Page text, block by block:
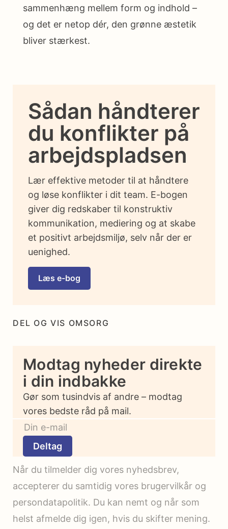
sammenhæng mellem form og indhold –
og det er netop dér, den grønne æstetik
bliver stærkest.
DEL OG VIS OMSORG
Modtag nyheder direkte
i din indbakke
Gør som tusindvis af andre – modtag
vores bedste råd på mail.
Deltag
Når du tilmelder dig vores nyhedsbrev,
accepterer du samtidig vores brugervilkår og
persondatapolitik. Du kan nemt og når som
helst afmelde dig igen, hvis du skifter mening.
Sådan håndterer
du konflikter på
arbejdspladsen
Lær effektive metoder til at håndtere
og løse konflikter i dit team. E-bogen
giver dig redskaber til konstruktiv
kommunikation, mediering og at skabe
et positivt arbejdsmiljø, selv når der er
uenighed.
Læs e-bog